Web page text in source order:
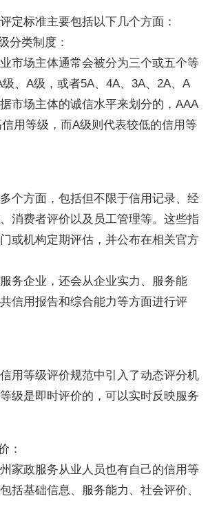
定标准主要包括以下几个方面：
分类制度：
市场主体通常会被分为三个或五个等
、A级，或者5A、4A、3A、2A、A
市场主体的诚信水平来划分的，AAA
用等级，而A级则代表较低的信用等
个方面，包括但不限于信用记录、经
消费者评价以及员工管理等。这些指
或机构定期评估，并公布在相关官方
务企业，还会从企业实力、服务能
信用报告和综合能力等方面进行评
用等级评价规范中引入了动态评分机
级是即时评价的，可以实时反映服务
：
家政服务从业人员也有自己的信用等
括基础信息、服务能力、社会评价、